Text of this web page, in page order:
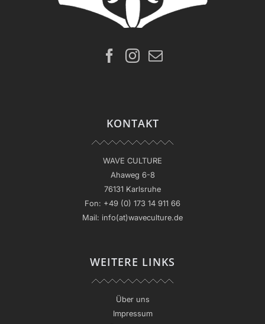
KONTAKT
WAVE CULTURE
Ahaweg 6-8
76131 Karlsruhe
Fon: +49 (0) 173 14 911 66
Mail: info(at)waveculture.de
WEITERE LINKS
Über uns
Impressum